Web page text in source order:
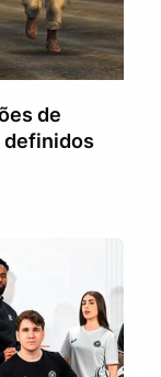
de
definidos